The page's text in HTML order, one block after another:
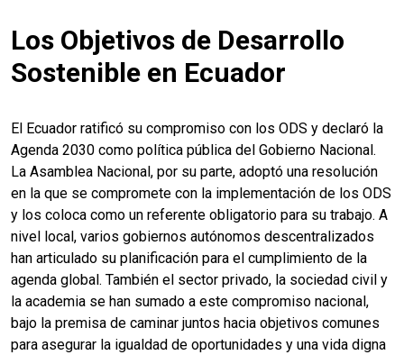
Los Objetivos de Desarrollo
Sostenible en Ecuador
El Ecuador ratificó su compromiso con los ODS y declaró la
Agenda 2030 como política pública del Gobierno Nacional.
La Asamblea Nacional, por su parte, adoptó una resolución
en la que se compromete con la implementación de los ODS
y los coloca como un referente obligatorio para su trabajo. A
nivel local, varios gobiernos autónomos descentralizados
han articulado su planificación para el cumplimiento de la
agenda global. También el sector privado, la sociedad civil y
la academia se han sumado a este compromiso nacional,
bajo la premisa de caminar juntos hacia objetivos comunes
para asegurar la igualdad de oportunidades y una vida digna